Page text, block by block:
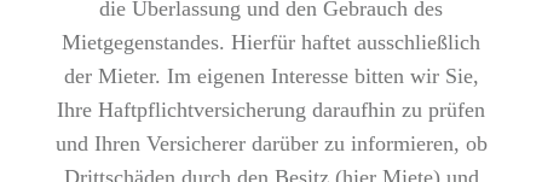
die Überlassung und den Gebrauch des
Mietgegenstandes. Hierfür haftet ausschließlich
der Mieter. Im eigenen Interesse bitten wir Sie,
Ihre Haftpflichtversicherung daraufhin zu prüfen
und Ihren Versicherer darüber zu informieren, ob
Drittschäden durch den Besitz (hier Miete) und